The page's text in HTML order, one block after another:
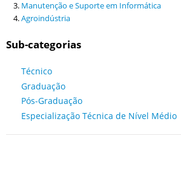
Manutenção e Suporte em Informática
Agroindústria
Sub-categorias
Técnico
Graduação
Pós-Graduação
Especialização Técnica de Nível Médio